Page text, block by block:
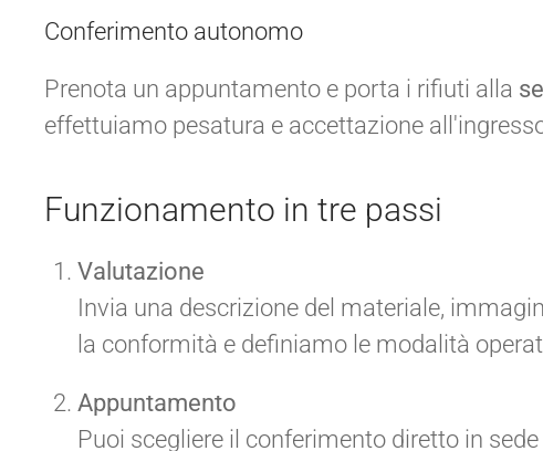
Conferimento autonomo
Prenota un appuntamento e porta i rifiuti alla
effettuiamo pesatura e accettazione
Funzionamento in tre passi
Valutazione
Invia una descrizione del materiale,
la conformità e definiamo le modalità
Appuntamento
Puoi scegliere il conferimento diretto in